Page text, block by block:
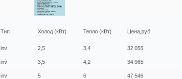
Тип Холод (кВт) Тепло (кВт) Цена,руб
inv 2,5 3,4 32 055
inv 3,5 4,2 34 965
inv 5 6 47 546